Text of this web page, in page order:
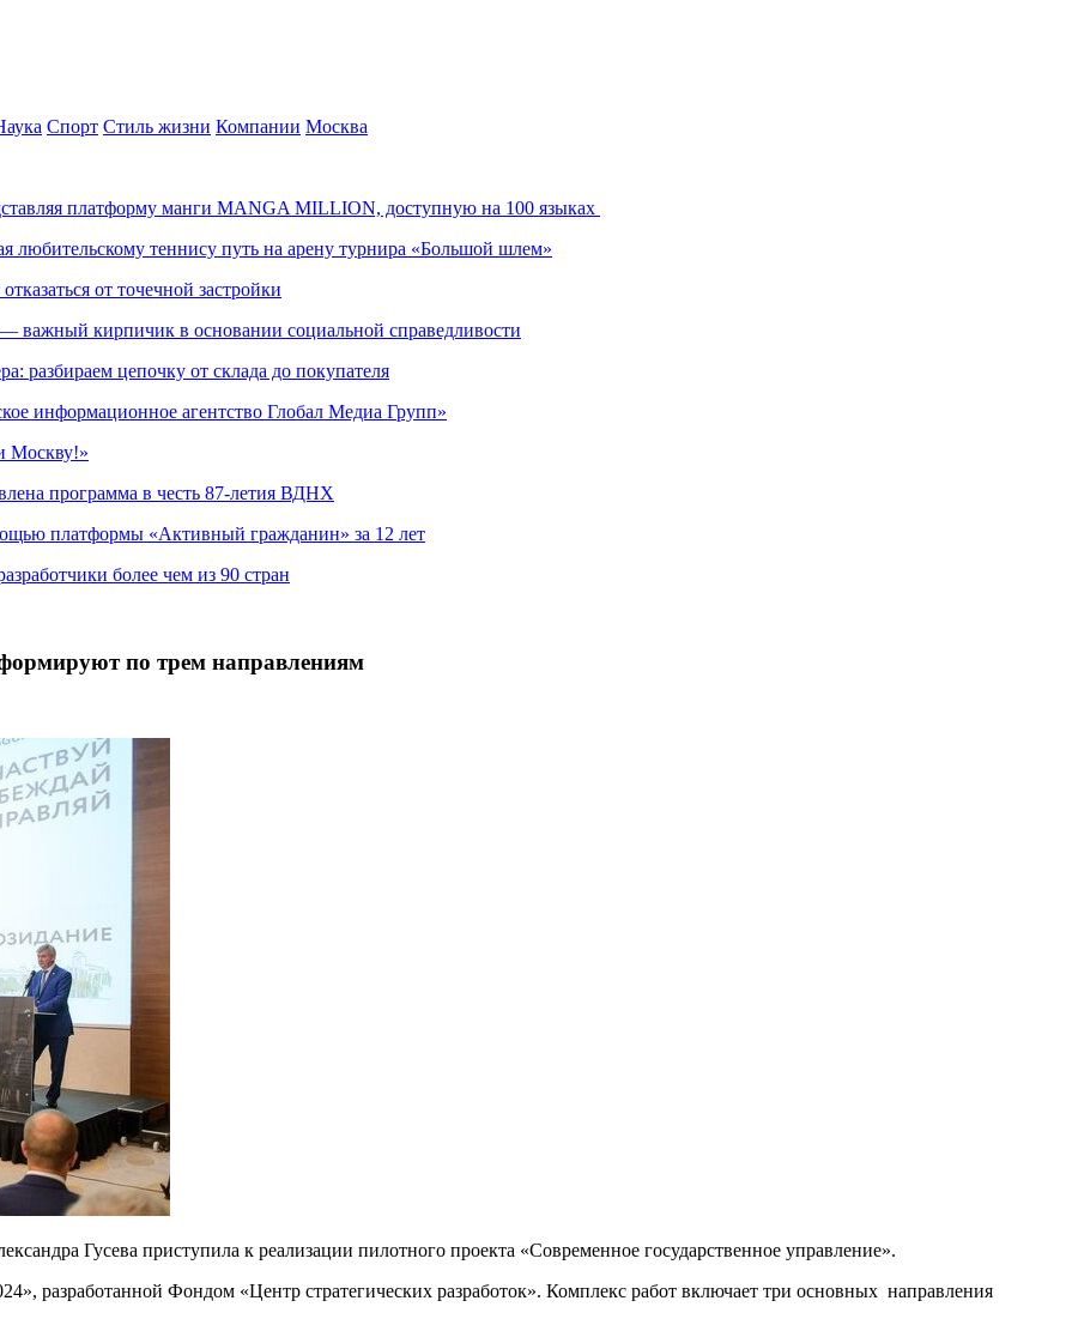
Спорт Стиль жизни Компании Москва
платформу манги MANGA MILLION, доступную на 100 языках
любительскому теннису путь на арену турнира «Большой шлем»
от точечной застройки
важный кирпичик в основании социальной справедливости
разбираем цепочку от склада до покупателя
информационное агентство Глобал Медиа Групп»
Москву!»
программа в честь 87-летия ВДНХ
платформы «Активный гражданин» за 12 лет
более чем из 90 стран
по трем направлениям
Гусева приступила к реализации пилотного проекта «Современное государственное управление».
разработанной Фондом «Центр стратегических разработок». Комплекс работ включает три основных направления